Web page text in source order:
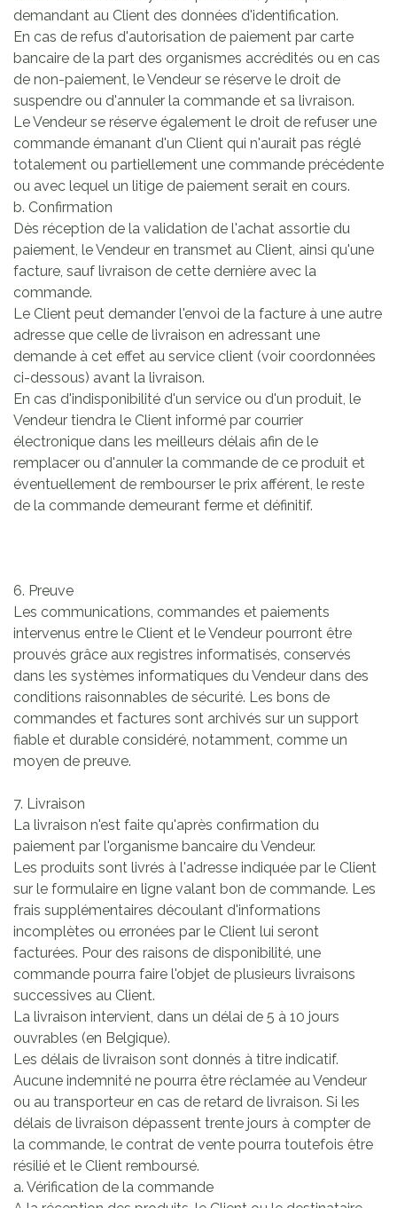
demandant au Client des données d'identification.
En cas de refus d'autorisation de paiement par carte
bancaire de la part des organismes accrédités ou en cas
de non-paiement, le Vendeur se réserve le droit de
suspendre ou d'annuler la commande et sa livraison.
Le Vendeur se réserve également le droit de refuser une
commande émanant d'un Client qui n'aurait pas réglé
totalement ou partiellement une commande précédente
ou avec lequel un litige de paiement serait en cours.
b. Confirmation
Dès réception de la validation de l'achat assortie du
paiement, le Vendeur en transmet au Client, ainsi qu'une
facture, sauf livraison de cette dernière avec la
commande.
Le Client peut demander l'envoi de la facture à une autre
adresse que celle de livraison en adressant une
demande à cet effet au service client (voir coordonnées
ci-dessous) avant la livraison.
En cas d'indisponibilité d'un service ou d'un produit, le
Vendeur tiendra le Client informé par courrier
électronique dans les meilleurs délais afin de le
remplacer ou d'annuler la commande de ce produit et
éventuellement de rembourser le prix afférent, le reste
de la commande demeurant ferme et définitif.
6. Preuve
Les communications, commandes et paiements
intervenus entre le Client et le Vendeur pourront être
prouvés grâce aux registres informatisés, conservés
dans les systèmes informatiques du Vendeur dans des
conditions raisonnables de sécurité. Les bons de
commandes et factures sont archivés sur un support
fiable et durable considéré, notamment, comme un
moyen de preuve.
7. Livraison
La livraison n'est faite qu'après confirmation du
paiement par l'organisme bancaire du Vendeur.
Les produits sont livrés à l'adresse indiquée par le Client
sur le formulaire en ligne valant bon de commande. Les
frais supplémentaires découlant d'informations
incomplètes ou erronées par le Client lui seront
facturées. Pour des raisons de disponibilité, une
commande pourra faire l'objet de plusieurs livraisons
successives au Client.
La livraison intervient, dans un délai de 5 à 10 jours
ouvrables (en Belgique).
Les délais de livraison sont donnés à titre indicatif.
Aucune indemnité ne pourra être réclamée au Vendeur
ou au transporteur en cas de retard de livraison. Si les
délais de livraison dépassent trente jours à compter de
la commande, le contrat de vente pourra toutefois être
résilié et le Client remboursé.
a. Vérification de la commande